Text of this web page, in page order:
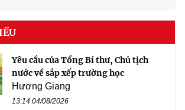
Yêu cầu của Tổng Bí thư, Chủ tịch
nước về sắp xếp trường học
Hương Giang
13:14 04/08/2026